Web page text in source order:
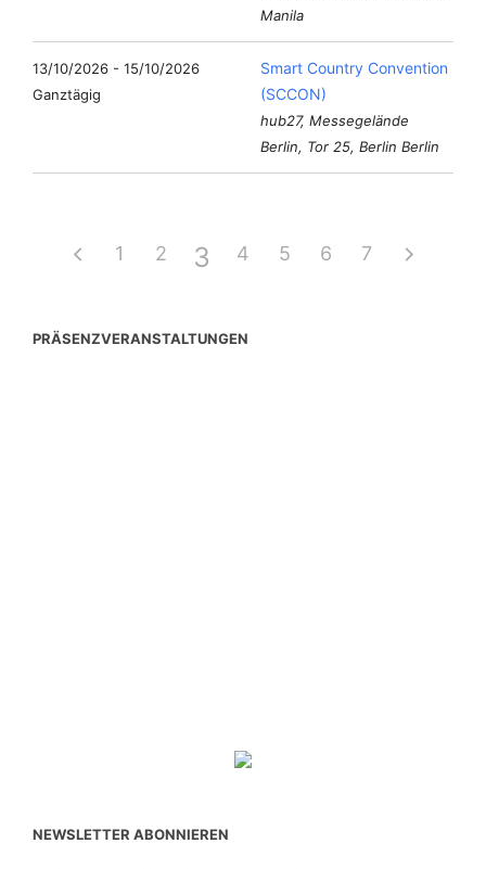
Manila
13/10/2026 - 15/10/2026
Ganztägig
Smart Country Convention
(SCCON)
hub27, Messegelände
Berlin, Tor 25, Berlin Berlin
1 2 3 4 5 6 7
PRÄSENZVERANSTALTUNGEN
NEWSLETTER ABONNIEREN